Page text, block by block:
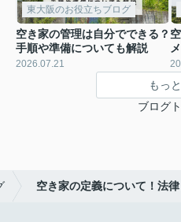
東大阪のお役立ちブログ
空き家の管理は自分でできる？
手順や準備についても解説
2026.07.21
もっ
ブログ
空き家の定義について！法